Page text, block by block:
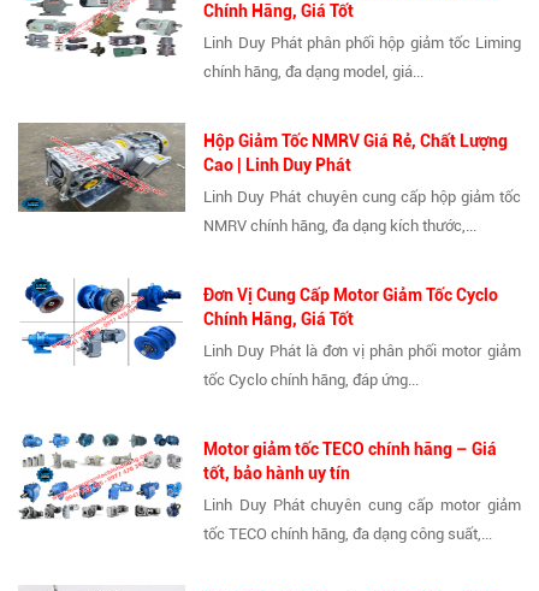
Chính Hãng, Giá Tốt
Linh Duy Phát phân phối hộp giảm tốc Liming
chính hãng, đa dạng model, giá...
Hộp Giảm Tốc NMRV Giá Rẻ, Chất Lượng
Cao | Linh Duy Phát
Linh Duy Phát chuyên cung cấp hộp giảm tốc
NMRV chính hãng, đa dạng kích thước,...
Đơn Vị Cung Cấp Motor Giảm Tốc Cyclo
Chính Hãng, Giá Tốt
Linh Duy Phát là đơn vị phân phối motor giảm
tốc Cyclo chính hãng, đáp ứng...
Motor giảm tốc TECO chính hãng – Giá
tốt, bảo hành uy tín
Linh Duy Phát chuyên cung cấp motor giảm
tốc TECO chính hãng, đa dạng công suất,...